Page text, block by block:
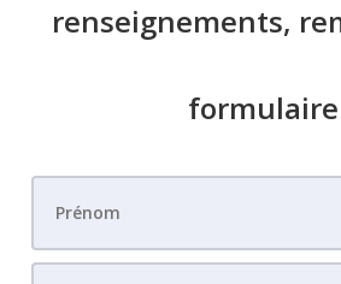
renseignements,
formulaire